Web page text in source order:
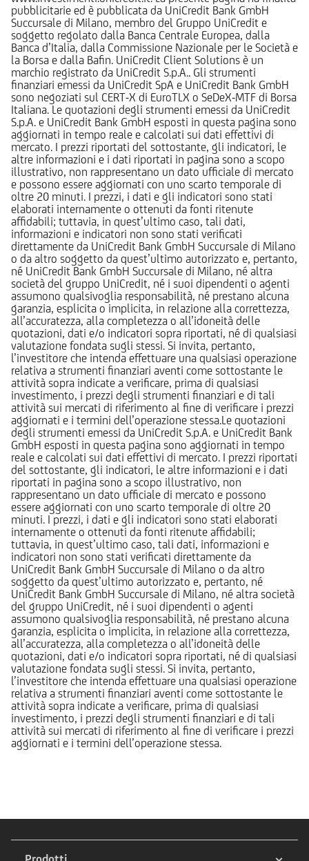
pubblicitarie ed è pubblicata da UniCredit Bank GmbH
Succursale di Milano, membro del Gruppo UniCredit e
soggetto regolato dalla Banca Centrale Europea, dalla
Banca d’Italia, dalla Commissione Nazionale per le Società e
la Borsa e dalla Bafin. UniCredit Client Solutions è un
marchio registrato da UniCredit S.p.A.. Gli strumenti
finanziari emessi da UniCredit SpA e UniCredit Bank GmbH
sono negoziati sul CERT-X di EuroTLX o SeDeX-MTF di Borsa
Italiana. Le quotazioni degli strumenti emessi da UniCredit
S.p.A. e UniCredit Bank GmbH esposti in questa pagina sono
aggiornati in tempo reale e calcolati sui dati effettivi di
mercato. I prezzi riportati del sottostante, gli indicatori, le
altre informazioni e i dati riportati in pagina sono a scopo
illustrativo, non rappresentano un dato ufficiale di mercato
e possono essere aggiornati con uno scarto temporale di
oltre 20 minuti. I prezzi, i dati e gli indicatori sono stati
elaborati internamente o ottenuti da fonti ritenute
affidabili; tuttavia, in quest’ultimo caso, tali dati,
informazioni e indicatori non sono stati verificati
direttamente da UniCredit Bank GmbH Succursale di Milano
o da altro soggetto da quest’ultimo autorizzato e, pertanto,
né UniCredit Bank GmbH Succursale di Milano, né altra
società del gruppo UniCredit, né i suoi dipendenti o agenti
assumono qualsivoglia responsabilità, né prestano alcuna
garanzia, esplicita o implicita, in relazione alla correttezza,
all’accuratezza, alla completezza o all’idoneità delle
quotazioni, dati e/o indicatori sopra riportati, né di qualsiasi
valutazione fondata sugli stessi. Si invita, pertanto,
l’investitore che intenda effettuare una qualsiasi operazione
relativa a strumenti finanziari aventi come sottostante le
attività sopra indicate a verificare, prima di qualsiasi
investimento, i prezzi degli strumenti finanziari e di tali
attività sui mercati di riferimento al fine di verificare i prezzi
aggiornati e i termini dell’operazione stessa.Le quotazioni
degli strumenti emessi da UniCredit S.p.A. e UniCredit Bank
GmbH esposti in questa pagina sono aggiornati in tempo
reale e calcolati sui dati effettivi di mercato. I prezzi riportati
del sottostante, gli indicatori, le altre informazioni e i dati
riportati in pagina sono a scopo illustrativo, non
rappresentano un dato ufficiale di mercato e possono
essere aggiornati con uno scarto temporale di oltre 20
minuti. I prezzi, i dati e gli indicatori sono stati elaborati
internamente o ottenuti da fonti ritenute affidabili;
tuttavia, in quest’ultimo caso, tali dati, informazioni e
indicatori non sono stati verificati direttamente da
UniCredit Bank GmbH Succursale di Milano o da altro
soggetto da quest’ultimo autorizzato e, pertanto, né
UniCredit Bank GmbH Succursale di Milano, né altra società
del gruppo UniCredit, né i suoi dipendenti o agenti
assumono qualsivoglia responsabilità, né prestano alcuna
garanzia, esplicita o implicita, in relazione alla correttezza,
all’accuratezza, alla completezza o all’idoneità delle
quotazioni, dati e/o indicatori sopra riportati, né di qualsiasi
valutazione fondata sugli stessi. Si invita, pertanto,
l’investitore che intenda effettuare una qualsiasi operazione
relativa a strumenti finanziari aventi come sottostante le
attività sopra indicate a verificare, prima di qualsiasi
investimento, i prezzi degli strumenti finanziari e di tali
attività sui mercati di riferimento al fine di verificare i prezzi
aggiornati e i termini dell’operazione stessa.